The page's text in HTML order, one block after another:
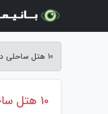
10 هتل ساحلی در دبی را بیشتر بشناسیم - مجله لیست پیوند
10 هتل ساحلی در دبی را بیشتر بشناسیم